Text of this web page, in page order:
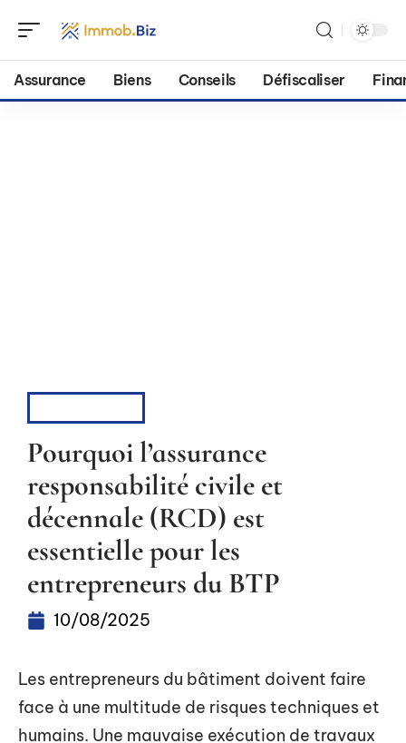
Assurance Biens Conseils Défiscaliser
Pourquoi l’assurance
responsabilité civile et
décennale (RCD) est
essentielle pour les
entrepreneurs du BTP
10/08/2025
Les entrepreneurs du bâtiment doivent faire
face à une multitude de risques techniques et
humains. Une mauvaise exécution de travaux